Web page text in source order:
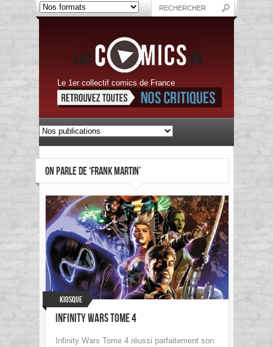
Le 1er collectif comics de France
ON PARLE DE ‘FRANK MARTIN’
Kiosque
Infinity Wars Tome 4
Infinity Wars Tome 4 réussi parfaitement son